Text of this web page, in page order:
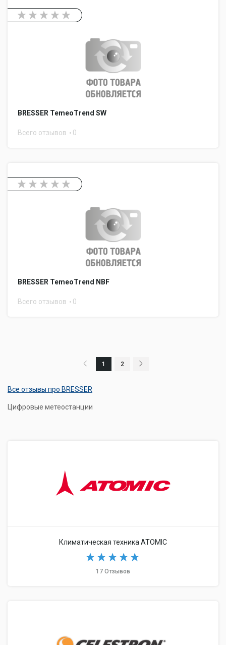
BRESSER TemeoTrend SW
Всего отзывов 0
BRESSER TemeoTrend NBF
Всего отзывов 0
1 2
Все отзывы про BRESSER
Цифровые метеостанции
Климатическая техника ATOMIC
17 Отзывов